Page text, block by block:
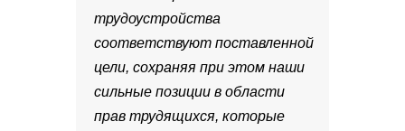
трудоустройства
соответствуют поставленной
цели, сохраняя при этом наши
сильные позиции в области
прав трудящихся, которые